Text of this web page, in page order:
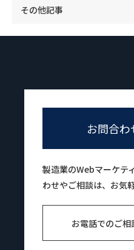
その他記事
お問合
製造業のWebマーケテ
わせやご相談は、お気
お電話でのご相